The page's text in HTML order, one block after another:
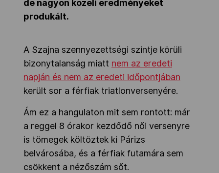
OVEP
Adatbank
de nagyon közeli eredményeket
produkált.
A Szajna szennyezettségi szintje körüli
bizonytalanság miatt nem az eredeti
napján és nem az eredeti időpontjában
került sor a férfiak triatlonversenyére.
Ám ez a hangulaton mit sem rontott: már
a reggel 8 órakor kezdődő női versenyre
is tömegek költöztek ki Párizs
belvárosába, és a férfiak futamára sem
csökkent a nézőszám sőt.